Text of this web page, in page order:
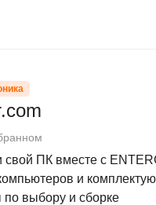
ПК вместе с
и
выбору и сборке